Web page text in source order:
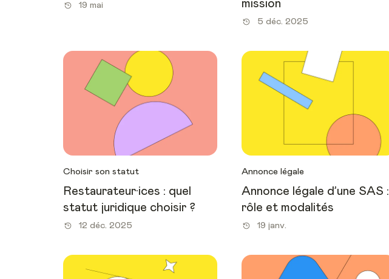
19 mai
mission
5 déc. 2025
Choisir son statut
Restaurateur·ices : quel
statut juridique choisir ?
12 déc. 2025
Annonce légale
Annonce légale d’une SAS :
rôle et modalités
19 janv.